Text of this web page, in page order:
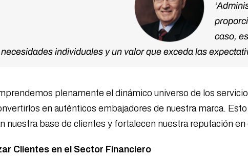
caso,
individuales y un valor que exceda las
plenamente el dinámico universo de los
en auténticos embajadores de nuestra marca.
nuestra base de clientes y fortalecen nuestra reputación en
Clientes en el Sector Financiero